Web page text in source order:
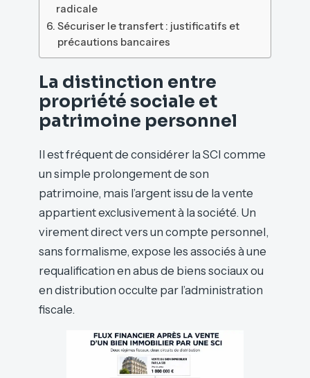
radicale
Sécuriser le transfert : justificatifs et
précautions bancaires
La distinction entre
propriété sociale et
patrimoine personnel
Il est fréquent de considérer la SCI comme
un simple prolongement de son
patrimoine, mais l’argent issu de la vente
appartient exclusivement à la société. Un
virement direct vers un compte personnel,
sans formalisme, expose les associés à une
requalification en abus de biens sociaux ou
en distribution occulte par l’administration
fiscale.